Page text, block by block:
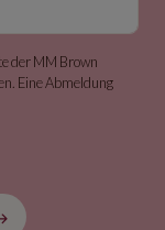
der MM Brown
Eine Abmeldung